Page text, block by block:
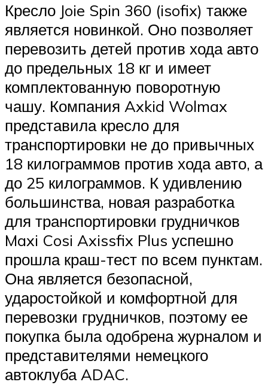
Кресло Joie Spin 360 (isofix) также
является новинкой. Оно позволяет
перевозить детей против хода авто
до предельных 18 кг и имеет
комплектованную поворотную
чашу. Компания Axkid Wolmax
представила кресло для
транспортировки не до привычных
18 килограммов против хода авто, а
до 25 килограммов. К удивлению
большинства, новая разработка
для транспортировки грудничков
Maxi Cosi Axissfix Plus успешно
прошла краш-тест по всем пунктам.
Она является безопасной,
ударостойкой и комфортной для
перевозки грудничков, поэтому ее
покупка была одобрена журналом и
представителями немецкого
автоклуба ADAC.